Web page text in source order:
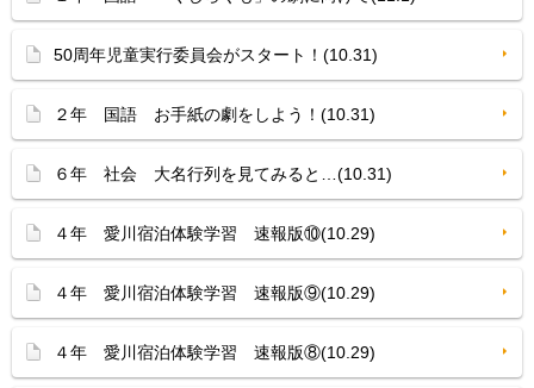
50周年児童実行委員会がスタート！(10.31)
２年 国語 お手紙の劇をしよう！(10.31)
６年 社会 大名行列を見てみると…(10.31)
４年 愛川宿泊体験学習 速報版⑩(10.29)
４年 愛川宿泊体験学習 速報版⑨(10.29)
４年 愛川宿泊体験学習 速報版⑧(10.29)